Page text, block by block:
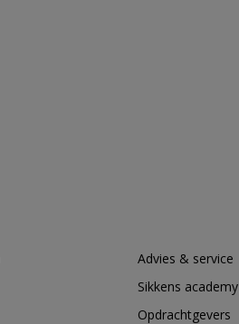
Advies & service
Sikkens academy
Opdrachtgevers